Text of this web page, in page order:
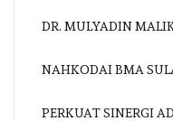
DR. MULYADIN
NAHKODAI BMA
PERKUAT SINERGI